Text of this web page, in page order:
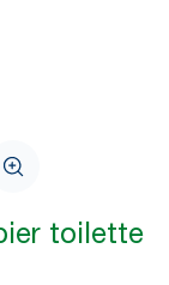
toilette